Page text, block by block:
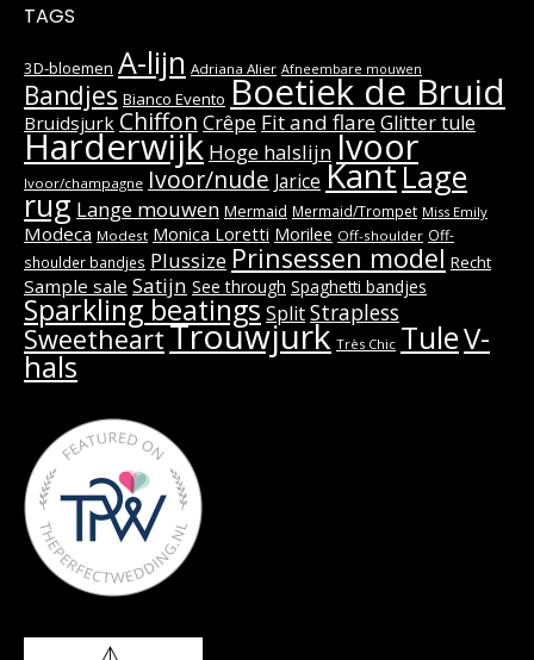
TAGS
3D-bloemen A-lijn Adriana Alier Afneembare mouwen
Bandjes Bianco Evento Boetiek de Bruid
Bruidsjurk Chiffon Crêpe Fit and flareGlitter tule
Harderwijk Hoge halslijnIvoor
Ivoor/champagne Ivoor/nude Jarice KantLage
rug Lange mouwen Mermaid Mermaid/Trompet Miss Emily
Modeca Modest Monica Loretti Morilee Off-shoulder Off-
shoulder bandjes Plussize Prinsessen model Recht
Sample sale Satijn See through Spaghetti bandjes
Sparkling beatings SplitStrapless
SweetheartTrouwjurk Très Chic TuleV-
hals